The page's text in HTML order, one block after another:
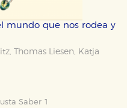
mundo que nos rodea y
Thomas Liesen Katja
Saber 1